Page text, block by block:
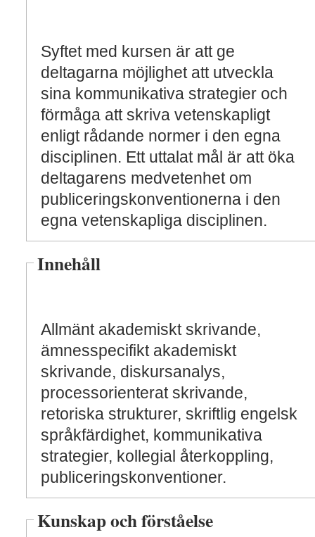
Syftet med kursen är att ge
deltagarna möjlighet att utveckla
sina kommunikativa strategier och
förmåga att skriva vetenskapligt
enligt rådande normer i den egna
disciplinen. Ett uttalat mål är att öka
deltagarens medvetenhet om
publiceringskonventionerna i den
egna vetenskapliga disciplinen.
Innehåll
Allmänt akademiskt skrivande,
ämnesspecifikt akademiskt
skrivande, diskursanalys,
processorienterat skrivande,
retoriska strukturer, skriftlig engelsk
språkfärdighet, kommunikativa
strategier, kollegial återkoppling,
publiceringskonventioner.
Kunskap och förståelse